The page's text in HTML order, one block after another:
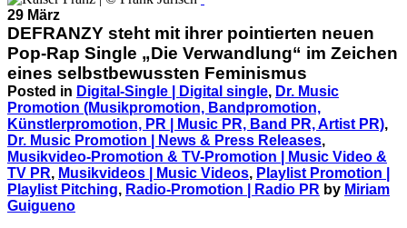
29 März
DEFRANZY steht mit ihrer pointierten neuen
Pop-Rap Single „Die Verwandlung“ im Zeichen
eines selbstbewussten Feminismus
Posted in Digital-Single | Digital single, Dr. Music
Promotion (Musikpromotion, Bandpromotion,
Künstlerpromotion, PR | Music PR, Band PR, Artist PR),
Dr. Music Promotion | News & Press Releases,
Musikvideo-Promotion & TV-Promotion | Music Video &
TV PR, Musikvideos | Music Videos, Playlist Promotion |
Playlist Pitching, Radio-Promotion | Radio PR by Miriam
Guigueno